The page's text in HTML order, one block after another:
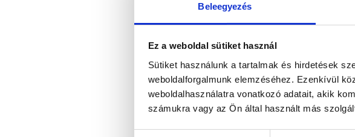
Beleegyezés
Ez a weboldal sütiket használ
Sütiket használunk a tartalmak és hirdetések
weboldalforgalmunk elemzéséhez. Ezenkívül
weboldalhasználatra vonatkozó adatait, akik
számukra vagy az Ön által használt más
Application error: a client-side exception has